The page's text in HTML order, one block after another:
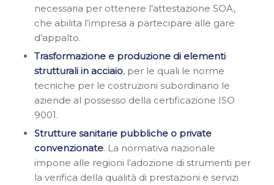
necessaria per ottenere l’attestazione SOA,
che abilita l’impresa a partecipare alle gare
d’appalto.
Trasformazione e produzione di elementi
strutturali in acciaio, per le quali le norme
tecniche per le costruzioni subordinano le
aziende al possesso della certificazione ISO
9001.
Strutture sanitarie pubbliche o private
convenzionate. La normativa nazionale
impone alle regioni l’adozione di strumenti per
la verifica della qualità di prestazioni e servizi